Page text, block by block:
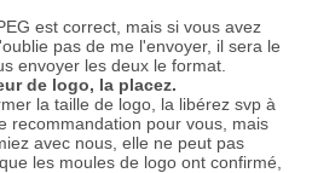
est correct, mais si vous avez
pas de me l'envoyer, il sera le
envoyer les deux le format.
de logo, la placez.
la taille de logo, la libérez svp à
recommandation pour vous, mais
avec nous, elle ne peut pas
les moules de logo ont confirmé,